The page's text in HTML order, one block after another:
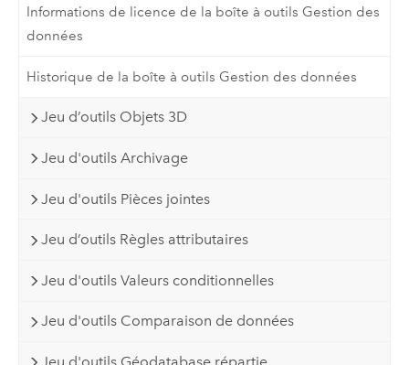
Informations de licence de la boîte à outils Gestion des
données
Historique de la boîte à outils Gestion des données
Jeu d’outils Objets 3D
Jeu d'outils Archivage
Jeu d'outils Pièces jointes
Jeu d’outils Règles attributaires
Jeu d'outils Valeurs conditionnelles
Jeu d'outils Comparaison de données